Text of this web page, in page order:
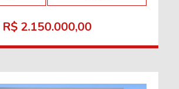
R$ 2.150.000,00